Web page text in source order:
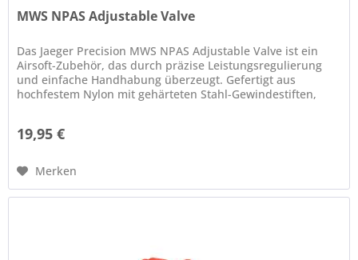
MWS NPAS Adjustable Valve
Das Jaeger Precision MWS NPAS Adjustable Valve ist ein
Airsoft-Zubehör, das durch präzise Leistungsregulierung
und einfache Handhabung überzeugt. Gefertigt aus
hochfestem Nylon mit gehärteten Stahl-Gewindestiften,
19,95 €
Merken